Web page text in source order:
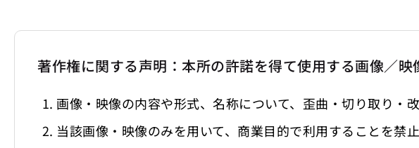
著作権に関する声明：本所の許諾を得て使用する画像／映
画像・映像の内容や形式、名称について、歪曲・切り取り・
当該画像・映像のみを用いて、商業目的で利用することを禁止